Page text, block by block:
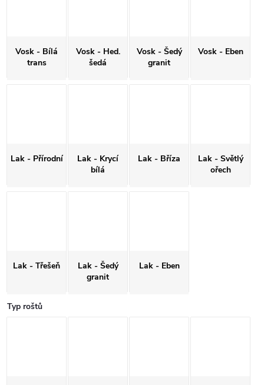
Vosk - Bílá
trans
Vosk - Hed.
šedá
Vosk - Šedý
granit
Vosk - Eben
Lak - Přírodní
Lak - Krycí
bílá
Lak - Bříza
Lak - Světlý
ořech
Lak - Třešeň
Lak - Šedý
granit
Lak - Eben
Typ roštů